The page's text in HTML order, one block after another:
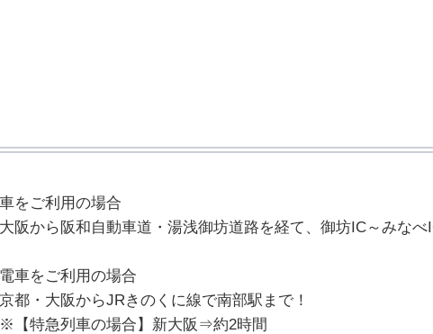
車をご利用の場合
大阪から阪和自動車道・湯浅御坊道路を経て、御坊IC～みなべ
電車をご利用の場合
京都・大阪からJRきのくに線で南部駅まで！
※【特急列車の場合】新大阪⇒約2時間